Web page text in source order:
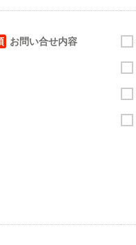
お問い合せ内容